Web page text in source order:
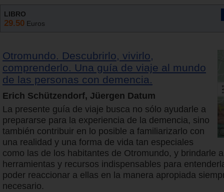
LIBRO
29.50 Euros
Otromundo. Descubrirlo, vivirlo,
comprenderlo. Una guía de viaje al mundo
de las personas con demencia.
Erich Schützendorf, Jüergen Datum
La presente guía de viaje busca no sólo ayudarle a
prepararse para la experiencia de la demencia, sino
también contribuir en lo posible a familiarizarlo con
una realidad y una forma de vida tan especiales
como las de los habitantes de Otromundo, y brindarle
herramientas y recursos indispensables para
poder reaccionar a ellas en la manera apropiada
necesario.